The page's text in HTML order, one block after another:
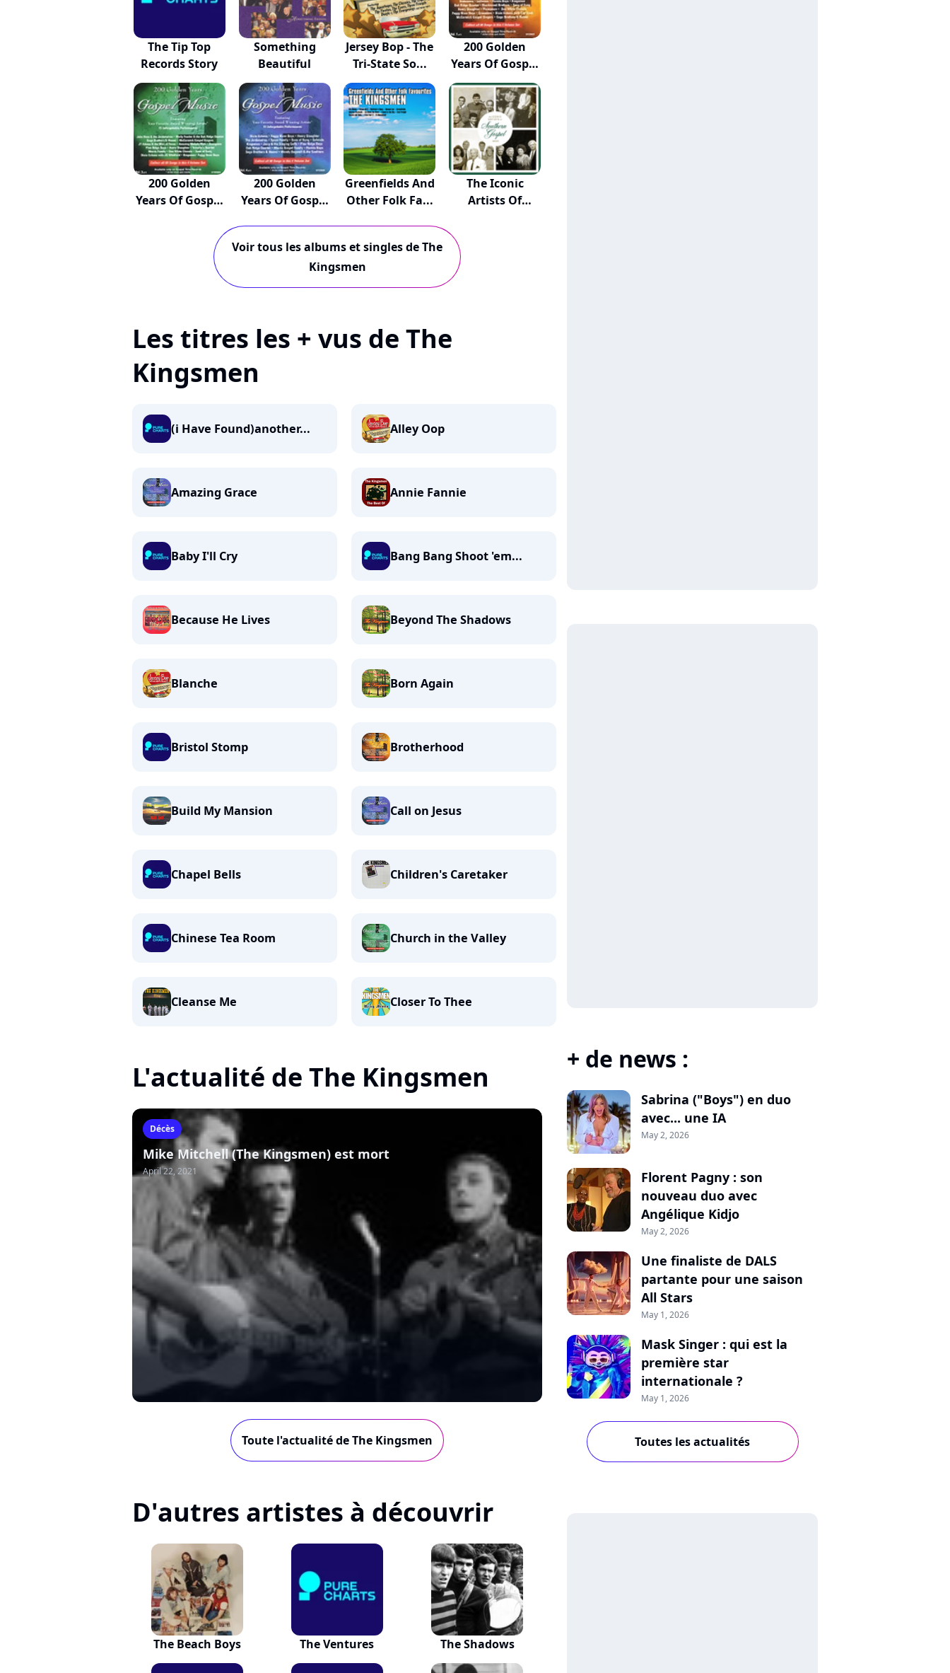
The Tip Top
Records Story
Something
Beautiful
Jersey Bop - The
Tri-State So...
200 Golden
Years Of Gospel
Mu...
200 Golden
Years Of Gospel
200 Golden
Years Of Gospel
Greenfields And
Other Folk Fa...
The Iconic
Artists Of
Voir tous les albums et singles de The
Kingsmen
Les titres les + vus de The
Kingsmen
(i Have Found)another... Alley Oop
Amazing Grace Annie Fannie
Baby I'll Cry Bang Bang Shoot 'em...
Because He Lives Beyond The Shadows
Blanche Born Again
Bristol Stomp Brotherhood
Build My Mansion Call on Jesus
Chapel Bells Children's Caretaker
Chinese Tea Room Church in the Valley
Cleanse Me Closer To Thee
L'actualité de The Kingsmen
Décès
Mike Mitchell (The Kingsmen) est mort
April 22, 2021
Toute l'actualité de The Kingsmen
D'autres artistes à découvrir
The Beach Boys The Ventures The Shadows
+ de news :
Sabrina ("Boys") en duo
avec... une IA
May 2, 2026
Florent Pagny : son
nouveau duo avec
Angélique Kidjo
May 2, 2026
Une finaliste de DALS
partante pour une saison
All Stars
May 1, 2026
Mask Singer : qui est la
première star
internationale ?
May 1, 2026
Toutes les actualités